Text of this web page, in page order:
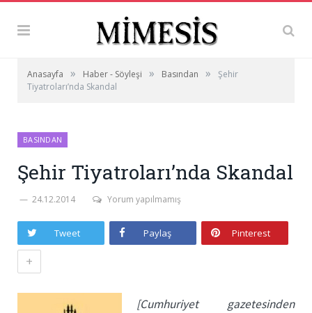
Anasayfa » Haber - Söyleşi » Basından »
Şehir
Tiyatroları’nda Skandal
BASINDAN
Şehir Tiyatroları’nda Skandal
24.12.2014 Yorum yapılmamış
Tweet Paylaş Pinterest
+
[Cumhuriyet gazetesinden